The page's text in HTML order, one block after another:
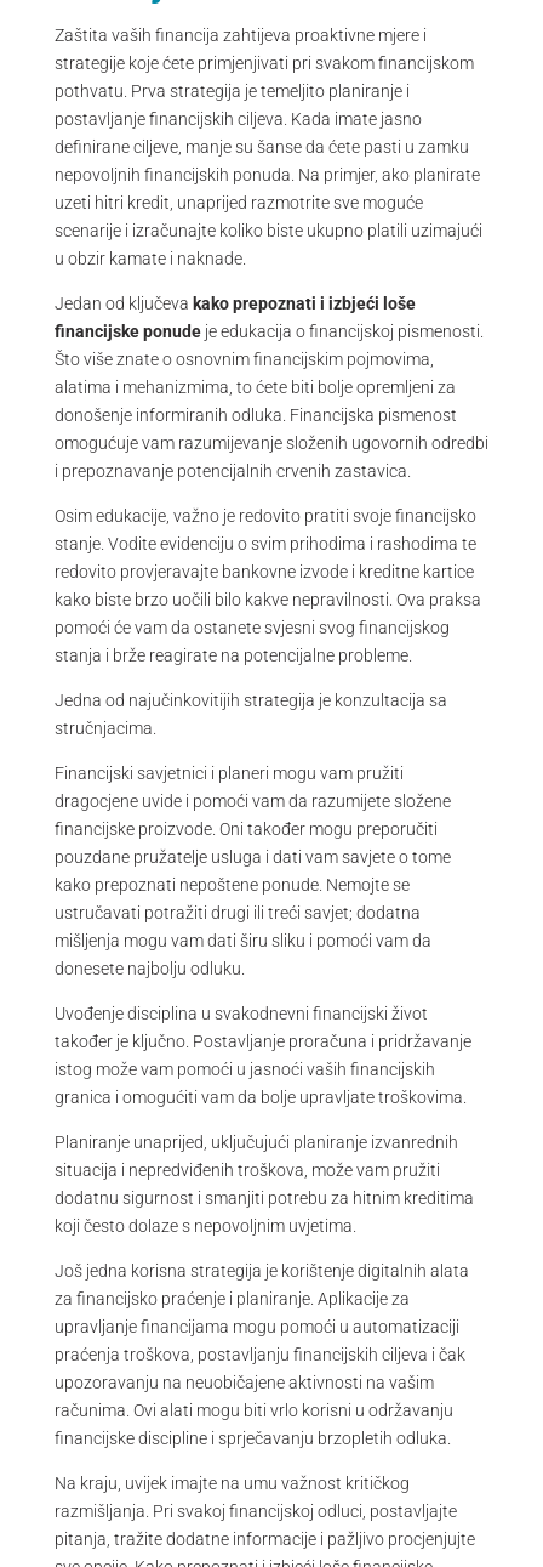
Zaštita vaših financija zahtijeva proaktivne mjere i
strategije koje ćete primjenjivati pri svakom financijskom
pothvatu. Prva strategija je temeljito planiranje i
postavljanje financijskih ciljeva. Kada imate jasno
definirane ciljeve, manje su šanse da ćete pasti u zamku
nepovoljnih financijskih ponuda. Na primjer, ako planirate
uzeti hitri kredit, unaprijed razmotrite sve moguće
scenarije i izračunajte koliko biste ukupno platili uzimajući
u obzir kamate i naknade.
Jedan od ključeva kako prepoznati i izbjeći loše
financijske ponudeje edukacija o financijskoj pismenosti.
Što više znate o osnovnim financijskim pojmovima,
alatima i mehanizmima, to ćete biti bolje opremljeni za
donošenje informiranih odluka. Financijska pismenost
omogućuje vam razumijevanje složenih ugovornih odredbi
i prepoznavanje potencijalnih crvenih zastavica.
Osim edukacije, važno je redovito pratiti svoje financijsko
stanje. Vodite evidenciju o svim prihodima i rashodima te
redovito provjeravajte bankovne izvode i kreditne kartice
kako biste brzo uočili bilo kakve nepravilnosti. Ova praksa
pomoći će vam da ostanete svjesni svog financijskog
stanja i brže reagirate na potencijalne probleme.
Jedna od najučinkovitijih strategija je konzultacija sa
stručnjacima.
Financijski savjetnici i planeri mogu vam pružiti
dragocjene uvide i pomoći vam da razumijete složene
financijske proizvode. Oni također mogu preporučiti
pouzdane pružatelje usluga i dati vam savjete o tome
kako prepoznati nepoštene ponude. Nemojte se
ustručavati potražiti drugi ili treći savjet; dodatna
mišljenja mogu vam dati širu sliku i pomoći vam da
donesete najbolju odluku.
Uvođenje disciplina u svakodnevni financijski život
također je ključno. Postavljanje proračuna i pridržavanje
istog može vam pomoći u jasnoći vaših financijskih
granica i omogućiti vam da bolje upravljate troškovima.
Planiranje unaprijed, uključujući planiranje izvanrednih
situacija i nepredviđenih troškova, može vam pružiti
dodatnu sigurnost i smanjiti potrebu za hitnim kreditima
koji često dolaze s nepovoljnim uvjetima.
Još jedna korisna strategija je korištenje digitalnih alata
za financijsko praćenje i planiranje. Aplikacije za
upravljanje financijama mogu pomoći u automatizaciji
praćenja troškova, postavljanju financijskih ciljeva i čak
upozoravanju na neuobičajene aktivnosti na vašim
računima. Ovi alati mogu biti vrlo korisni u održavanju
financijske discipline i sprječavanju brzopletih odluka.
Na kraju, uvijek imajte na umu važnost kritičkog
razmišljanja. Pri svakoj financijskoj odluci, postavljajte
pitanja, tražite dodatne informacije i pažljivo procjenjujte